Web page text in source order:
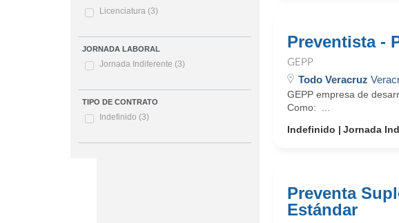
Licenciatura (3)
JORNADA LABORAL
Jornada Indiferente (3)
TIPO DE CONTRATO
Indefinido (3)
Preventista -
GEPP
Todo Veracruz
GEPP empresa de
Como: ...
Indefinido
Jornada
Preventa
Estándar